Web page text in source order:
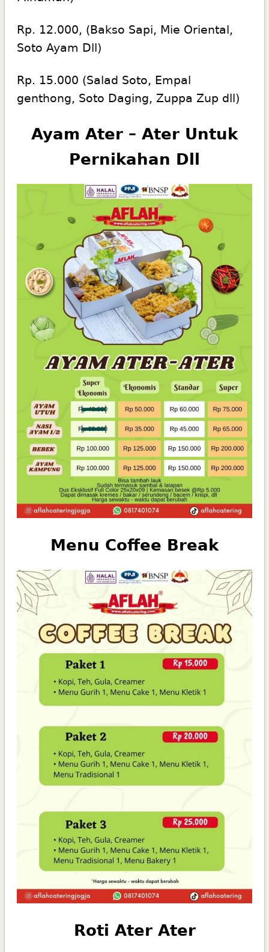
Rp. 12.000, (Bakso Sapi, Mie Oriental,
Soto Ayam Dll)
Rp. 15.000 (Salad Soto, Empal
genthong, Soto Daging, Zuppa Zup dll)
Ayam Ater – Ater Untuk
Pernikahan Dll
Menu Coffee Break
Roti Ater Ater